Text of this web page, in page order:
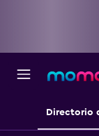
Directorio